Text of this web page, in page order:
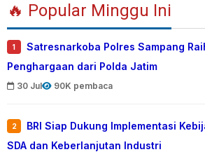
🔥 Popular Minggu Ini
1
Satresnarkoba Polres Sampang
Penghargaan dari Polda Jatim
30 Jul 90K pembaca
2
BRI Siap Dukung Implementasi
SDA dan Keberlanjutan Industri